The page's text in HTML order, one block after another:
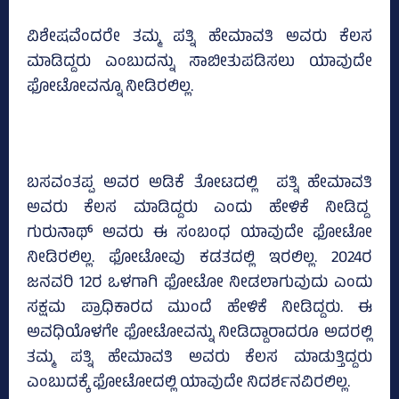
ವಿಶೇಷವೆಂದರೇ ತಮ್ಮ ಪತ್ನಿ ಹೇಮಾವತಿ ಅವರು ಕೆಲಸ
ಮಾಡಿದ್ದರು ಎಂಬುದನ್ನು ಸಾಬೀತುಪಡಿಸಲು ಯಾವುದೇ
ಫೋಟೋವನ್ನೂ ನೀಡಿರಲಿಲ್ಲ.
ಬಸವಂತಪ್ಪ ಅವರ ಅಡಿಕೆ ತೋಟದಲ್ಲಿ ಪತ್ನಿ ಹೇಮಾವತಿ
ಅವರು ಕೆಲಸ ಮಾಡಿದ್ದರು ಎಂದು ಹೇಳಿಕೆ ನೀಡಿದ್ದ
ಗುರುನಾಥ್‌ ಅವರು ಈ ಸಂಬಂಧ ಯಾವುದೇ ಫೋಟೋ
ನೀಡಿರಲಿಲ್ಲ. ಫೋಟೋವು ಕಡತದಲ್ಲಿ ಇರಲಿಲ್ಲ. 2024ರ
ಜನವರಿ 12ರ ಒಳಗಾಗಿ ಫೋಟೋ ನೀಡಲಾಗುವುದು ಎಂದು
ಸಕ್ಷಮ ಪ್ರಾಧಿಕಾರದ ಮುಂದೆ ಹೇಳಿಕೆ ನೀಡಿದ್ದರು. ಈ
ಅವಧಿಯೊಳಗೇ ಫೋಟೋವನ್ನು ನೀಡಿದ್ದಾರಾದರೂ ಅದರಲ್ಲಿ
ತಮ್ಮ ಪತ್ನಿ ಹೇಮಾವತಿ ಅವರು ಕೆಲಸ ಮಾಡುತ್ತಿದ್ದರು
ಎಂಬುದಕ್ಕೆ ಫೋಟೋದಲ್ಲಿ ಯಾವುದೇ ನಿದರ್ಶನವಿರಲಿಲ್ಲ.